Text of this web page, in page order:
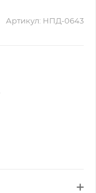
Артикул: НПД-0643